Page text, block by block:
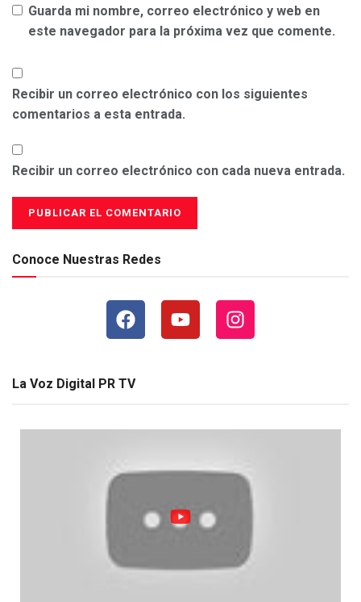
Guarda mi nombre, correo electrónico y web en
este navegador para la próxima vez que comente.
Recibir un correo electrónico con los siguientes
comentarios a esta entrada.
Recibir un correo electrónico con cada nueva entrada.
Conoce Nuestras Redes
La Voz Digital PR TV